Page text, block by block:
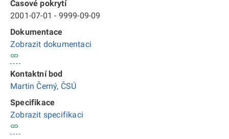
Časové pokrytí
2001-07-01 - 9999-09-09
Dokumentace
Zobrazit dokumentaci
Kontaktní bod
Martin Černý, ČSÚ
Specifikace
Zobrazit specifikaci